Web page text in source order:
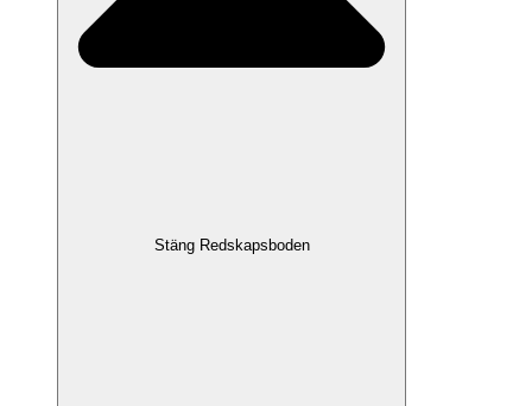
Stäng Redskapsboden